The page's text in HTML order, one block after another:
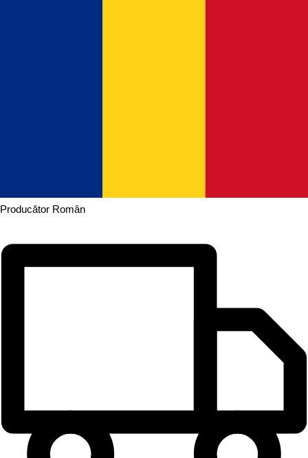
Producător Român